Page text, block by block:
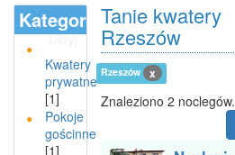
Kategoria
Ukryj
Kwatery
prywatne
[1]
Pokoje
gościnne
[1]
Tanie kwatery
Rzeszów
Rzeszów x
Znaleziono 2 noclegów.